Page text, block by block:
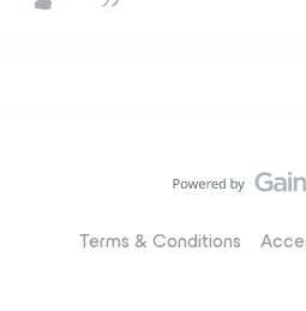
Terms & Conditions